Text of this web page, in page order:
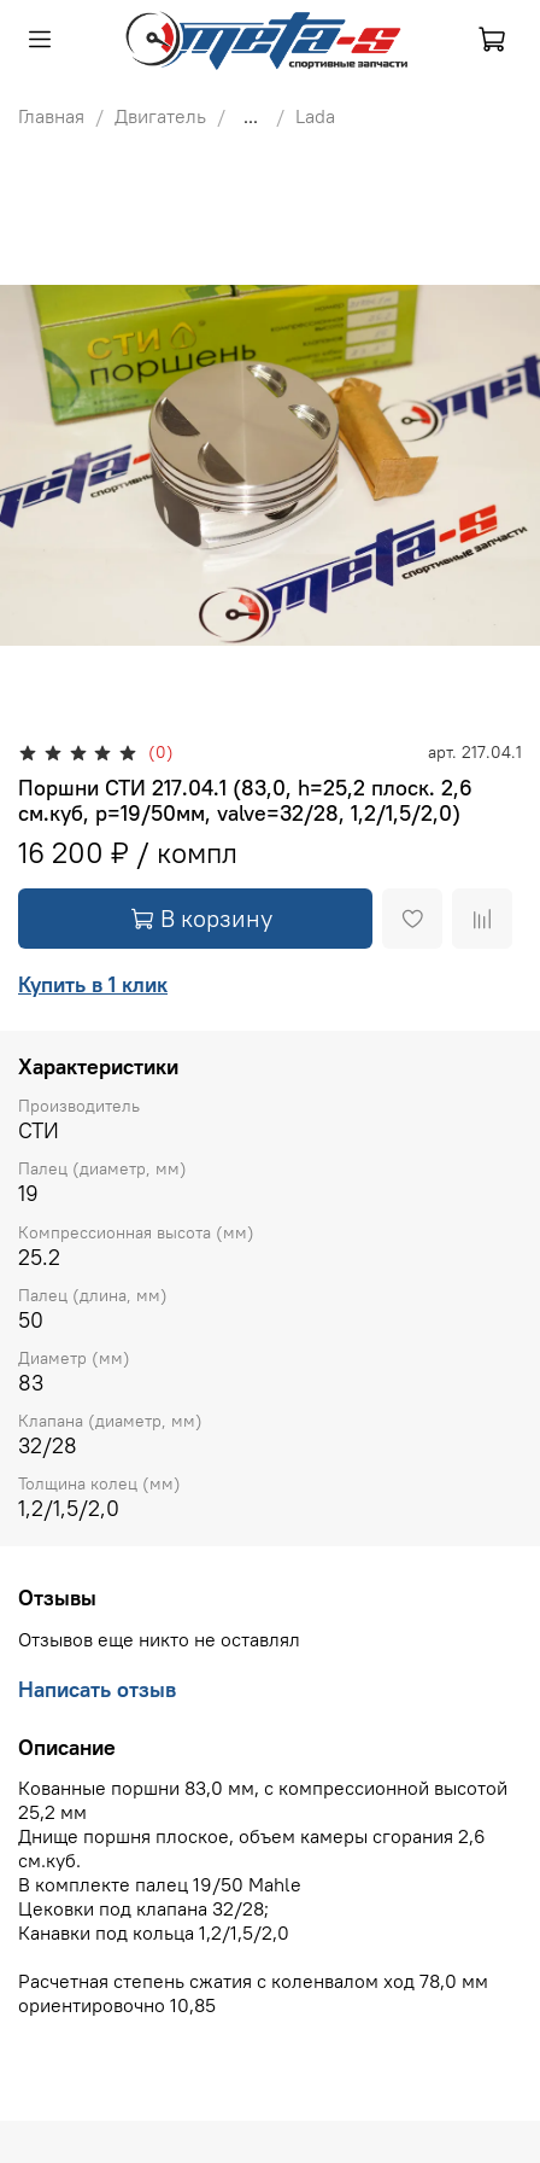
Главная Двигатель ... Lada
(0) арт. 217.04.1
Поршни СТИ 217.04.1 (83,0, h=25,2 плоск. 2,6
см.куб, p=19/50мм, valve=32/28, 1,2/1,5/2,0)
16 200 ₽
В корзину
Купить в 1 клик
Характеристики
Производитель
СТИ
Палец (диаметр, мм)
19
Компрессионная высота (мм)
25.2
Палец (длина, мм)
50
Диаметр (мм)
83
Клапана (диаметр, мм)
32/28
Толщина колец (мм)
1,2/1,5/2,0
Отзывы
Отзывов еще никто не оставлял
Написать отзыв
Описание
Кованные поршни 83,0 мм, с компрессионной высотой
25,2 мм
Днище поршня плоское, объем камеры сгорания 2,6
см.куб.
В комплекте палец 19/50 Mahle
Цековки под клапана 32/28;
Канавки под кольца 1,2/1,5/2,0
Расчетная степень сжатия с коленвалом ход 78,0 мм
ориентировочно 10,85